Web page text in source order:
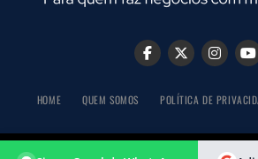
HOME QUEM SOMOS POLÍTICA DE